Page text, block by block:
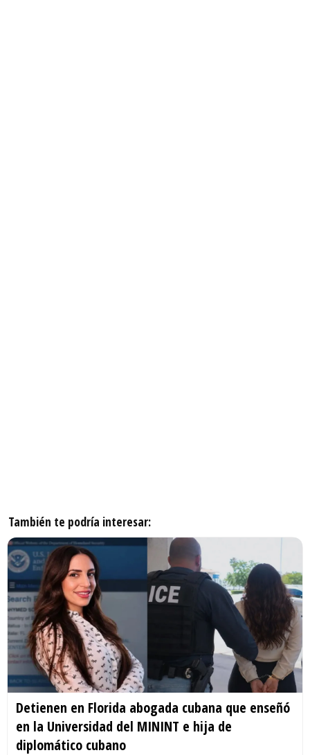
También te podría interesar:
Detienen en Florida abogada cubana que enseñó
en la Universidad del MININT e hija de
diplomático cubano